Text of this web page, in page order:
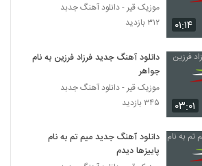
موزیک زیبای بلس از فاروکسی
۱۸۲ بازدید
دانلود آهنگ خدا (به همراه حسین حسن زاده)
از امیرحسین علیپور
۱۹۷ بازدید
دانلود آهنگ امیرحسین میرعلایی رد شد
(Amirhosein Miralaei Rad Shod)
۰۱:۱۴
موزیک قیر - دانلود آهنگ جدبد
۳۱۲ بازدید
۰۳:۰۱
دانلود آهنگ جدید فرزاد فرزین به نام
جواهر
موزیک قیر - دانلود آهنگ جدبد
۳۴۵ بازدید
دانلود آهنگ جدید میم تم به نام
پاییزها دیدم